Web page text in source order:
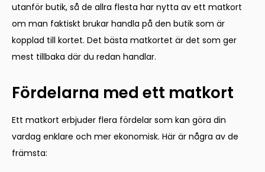
utanför butik, så de allra flesta har nytta av ett matkort
om man faktiskt brukar handla på den butik som är
kopplad till kortet. Det bästa matkortet är det som ger
mest tillbaka där du redan handlar.
Fördelarna med ett matkort
Ett matkort erbjuder flera fördelar som kan göra din
vardag enklare och mer ekonomisk. Här är några av de
främsta: